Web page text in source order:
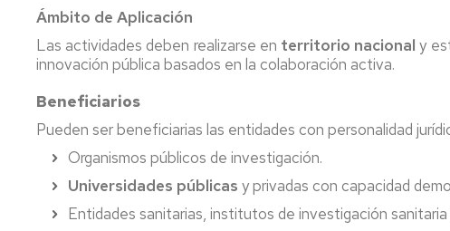
Ámbito de Aplicación
Las actividades deben realizarse en territorio nacional y
innovación pública basados en la colaboración activa.
Beneficiarios
Pueden ser beneficiarias las entidades con personalidad
Organismos públicos de investigación.
Universidades públicas y privadas con capacidad
Entidades sanitarias, institutos de investigación